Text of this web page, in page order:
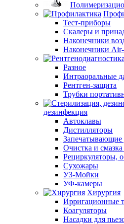
Тест-приборы
Скалеры и
Наконечники
Наконечники
Разное
Интраоральные
Рентген-защита
Трубки
дезинфекция
Автоклавы
Дистилляторы
Запечатывающие
Очистка и
Рециркуляторы,
Сухожары
УЗ-Мойки
УФ-камеры
Хирургия
Ирригационные
Коагуляторы
Насадки для